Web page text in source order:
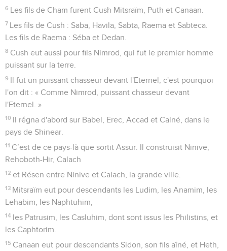
6 Les fils de Cham furent Cush Mitsraïm, Puth et Canaan.
7
Les fils de Cush : Saba, Havila, Sabta, Raema et Sabteca.
Les fils de Raema : Séba et Dedan.
8 Cush eut aussi pour fils Nimrod, qui fut le premier homme
puissant sur la terre.
9
Il fut un puissant chasseur devant l'Eternel, c'est pourquoi
l'on dit : « Comme Nimrod, puissant chasseur devant
l'Eternel. »
10
Il régna d'abord sur Babel, Erec, Accad et Calné, dans le
pays de Shinear.
11 C’est de ce pays-là que sortit Assur. Il construisit Ninive,
Rehoboth-Hir, Calach
12 et Résen entre Ninive et Calach, la grande ville.
13 Mitsraïm eut pour descendants les Ludim, les Anamim, les
Lehabim, les Naphtuhim,
14
les Patrusim, les Casluhim, dont sont issus les Philistins, et
les Caphtorim.
15 Canaan eut pour descendants Sidon, son fils aîné, et Heth,